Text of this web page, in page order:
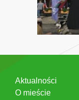
Aktualności
O mieście